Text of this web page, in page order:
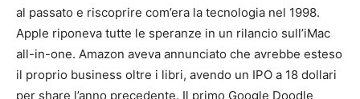
al passato e riscoprire com’era la tecnologia nel 1998.
Apple riponeva tutte le speranze in un rilancio sull’iMac
all-in-one. Amazon aveva annunciato che avrebbe esteso
il proprio business oltre i libri, avendo un IPO a 18 dollari
per share l’anno precedente. Il primo Google Doodle